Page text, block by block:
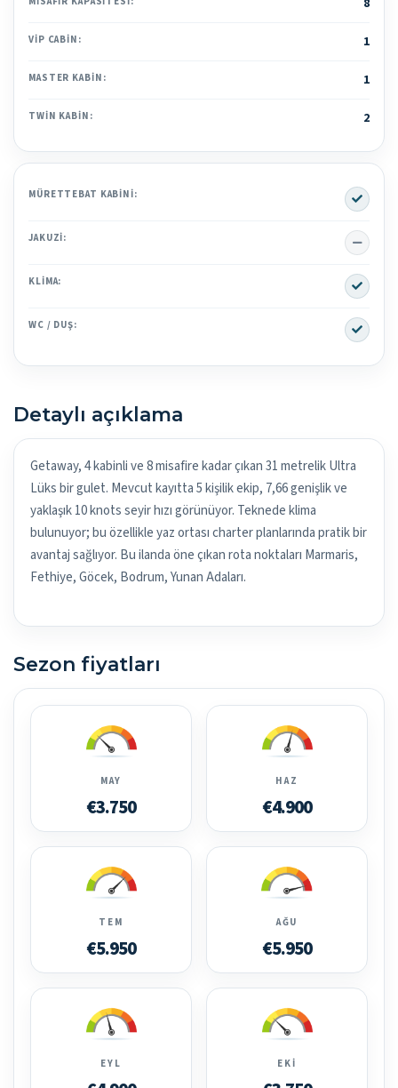
8
VIP CABIN: 1
MASTER KABIN: 1
TWIN KABIN: 2
MÜRETTEBAT KABINI: Yes
JAKUZI: No
KLIMA: Yes
WC / DUŞ: Yes
Detaylı açıklama
Getaway, 4 kabinli ve 8 misafire kadar çıkan 31 metrelik Ultra
Lüks bir gulet. Mevcut kayıtta 5 kişilik ekip, 7,66 genişlik ve
yaklaşık 10 knots seyir hızı görünüyor. Teknede klima
bulunuyor; bu özellikle yaz ortası charter planlarında pratik bir
avantaj sağlıyor. Bu ilanda öne çıkan rota noktaları Marmaris,
Fethiye, Göcek, Bodrum, Yunan Adaları.
Sezon fiyatları
MAY
€3.750
HAZ
€4.900
TEM
€5.950
AĞU
€5.950
EYL EKI